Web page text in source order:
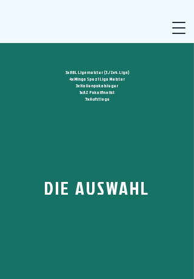
3x RBL Ligameister (3./2x4. Liga)
4x Minga Spezl Liga Meister
3x Hallenpokalsieger
1x AZ Pokalfinalist
5x Aufstiege
DIE AUSWAHL